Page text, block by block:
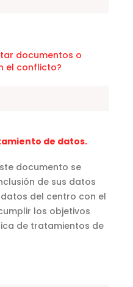
documentos o
el conflicto?
de datos.
documento se
de sus datos
del centro con el
los objetivos
de tratamientos de